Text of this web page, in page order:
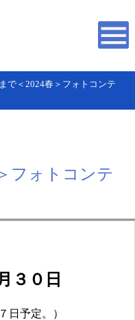
で＜2024春＞フォトコンテ
フォトコンテ
３０日
日予定。）